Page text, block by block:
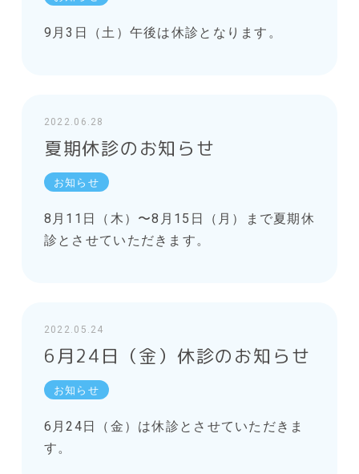
9月3日（土）午後は休診となります。
2022.06.28
夏期休診のお知らせ
お知らせ
8月11日（木）〜8月15日（月）まで夏期休
診とさせていただきます。
2022.05.24
6月24日（金）休診のお知らせ
お知らせ
6月24日（金）は休診とさせていただきま
す。